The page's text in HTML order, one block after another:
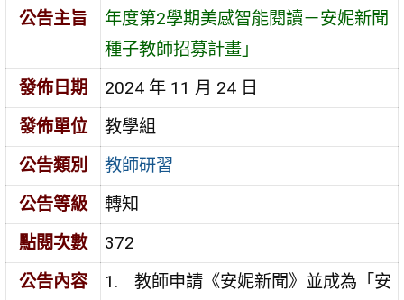
公告主旨
年度第2學期美感智能閱讀－安妮新聞
種子教師招募計畫」
發佈日期
2024 年 11 月 24 日
發佈單位
教學組
公告類別
教師研習
公告等級
轉知
點閱次數
372
公告內容
教師申請《安妮新聞》並成為「安